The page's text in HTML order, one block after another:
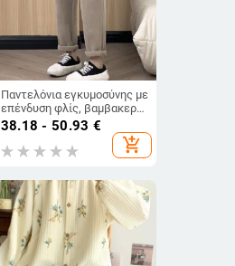
Παντελόνια εγκυμοσύνης με
επένδυση φλίς, βαμβακερό
ύφασμα, φαρδιά γραμμή,
φθινόπωρο-χειμώνας 2024
38.18 - 50.93 €
add_shopping_cart